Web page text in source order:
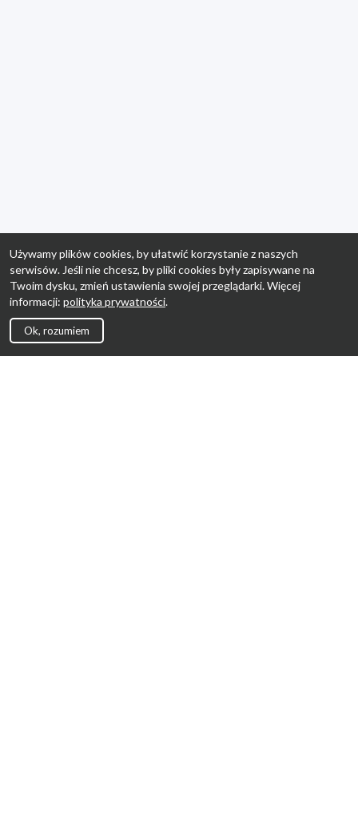
Używamy plików cookies, by ułatwić korzystanie z naszych
serwisów. Jeśli nie chcesz, by pliki cookies były zapisywane na
Twoim dysku, zmień ustawienia swojej przeglądarki. Więcej
informacji: polityka prywatności.
Ok, rozumiem